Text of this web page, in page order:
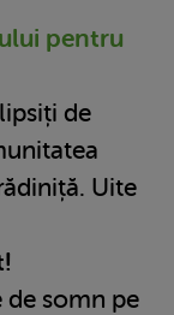
pentru
de
Uite
somn pe